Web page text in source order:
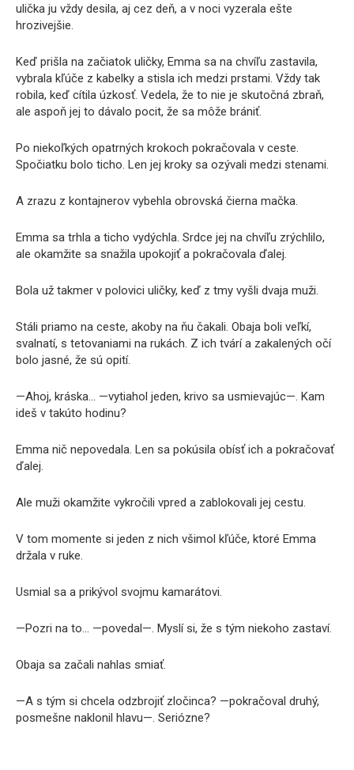
ulička ju vždy desila, aj cez deň, a v noci vyzerala ešte
hrozivejšie.
Keď prišla na začiatok uličky, Emma sa na chvíľu zastavila,
vybrala kľúče z kabelky a stisla ich medzi prstami. Vždy tak
robila, keď cítila úzkosť. Vedela, že to nie je skutočná zbraň,
ale aspoň jej to dávalo pocit, že sa môže brániť.
Po niekoľkých opatrných krokoch pokračovala v ceste.
Spočiatku bolo ticho. Len jej kroky sa ozývali medzi stenami.
A zrazu z kontajnerov vybehla obrovská čierna mačka.
Emma sa trhla a ticho vydýchla. Srdce jej na chvíľu zrýchlilo,
ale okamžite sa snažila upokojiť a pokračovala ďalej.
Bola už takmer v polovici uličky, keď z tmy vyšli dvaja muži.
Stáli priamo na ceste, akoby na ňu čakali. Obaja boli veľkí,
svalnatí, s tetovaniami na rukách. Z ich tvárí a zakalených očí
bolo jasné, že sú opití.
—Ahoj, kráska… —vytiahol jeden, krivo sa usmievajúc—. Kam
ideš v takúto hodinu?
Emma nič nepovedala. Len sa pokúsila obísť ich a pokračovať
ďalej.
Ale muži okamžite vykročili vpred a zablokovali jej cestu.
V tom momente si jeden z nich všimol kľúče, ktoré Emma
držala v ruke.
Usmial sa a prikývol svojmu kamarátovi.
—Pozri na to… —povedal—. Myslí si, že s tým niekoho zastaví.
Obaja sa začali nahlas smiať.
—A s tým si chcela odzbrojiť zločinca? —pokračoval druhý,
posmešne naklonil hlavu—. Seriózne?